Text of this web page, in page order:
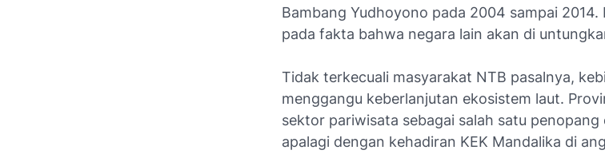
Bambang Yudhoyono pada 2004 sampai 2014.
pada fakta bahwa negara lain akan di
Tidak terkecuali masyarakat NTB pasalnya,
menggangu keberlanjutan ekosistem laut.
sektor pariwisata sebagai salah satu
apalagi dengan kehadiran KEK Mandalika di